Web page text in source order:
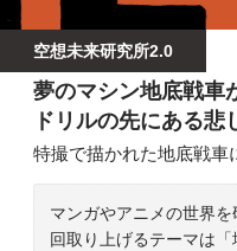
空想未来研究所2.0
夢のマシン地底戦車
ドリルの先にある悲
特撮で描かれた地底戦車
マンガやアニメの世界
回取り上げるテーマは